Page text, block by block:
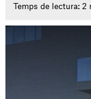
Temps de lectura: 2